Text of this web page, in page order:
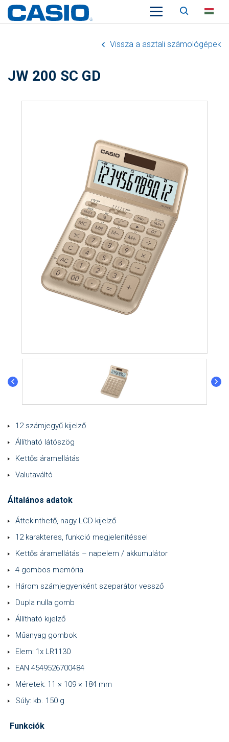
Keresés
Vissza a asztali számológépek
JW 200 SC GD
12 számjegyű kijelző
Állítható látószög
Kettős áramellátás
Valutaváltó
Általános adatok
Áttekinthető, nagy LCD kijelző
12 karakteres, funkció megjelenítéssel
Kettős áramellátás – napelem / akkumulátor
4 gombos memória
Három számjegyenként szeparátor vessző
Dupla nulla gomb
Állítható kijelző
Műanyag gombok
Elem: 1x LR1130
EAN 4549526700484
Méretek: 11 × 109 × 184 mm
Súly: kb. 150 g
Funkciók